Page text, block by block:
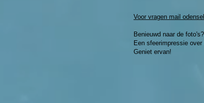
Voor vragen mail
Benieuwd naar de
Een sfeerimpressie
Geniet ervan!